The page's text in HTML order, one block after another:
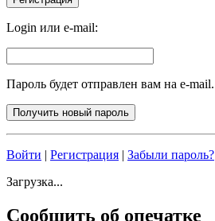
Login или e-mail:
Пароль будет отправлен вам на e-mail.
Войти | Регистрация | Забыли пароль?
Загрузка...
Сообщить об опечатке